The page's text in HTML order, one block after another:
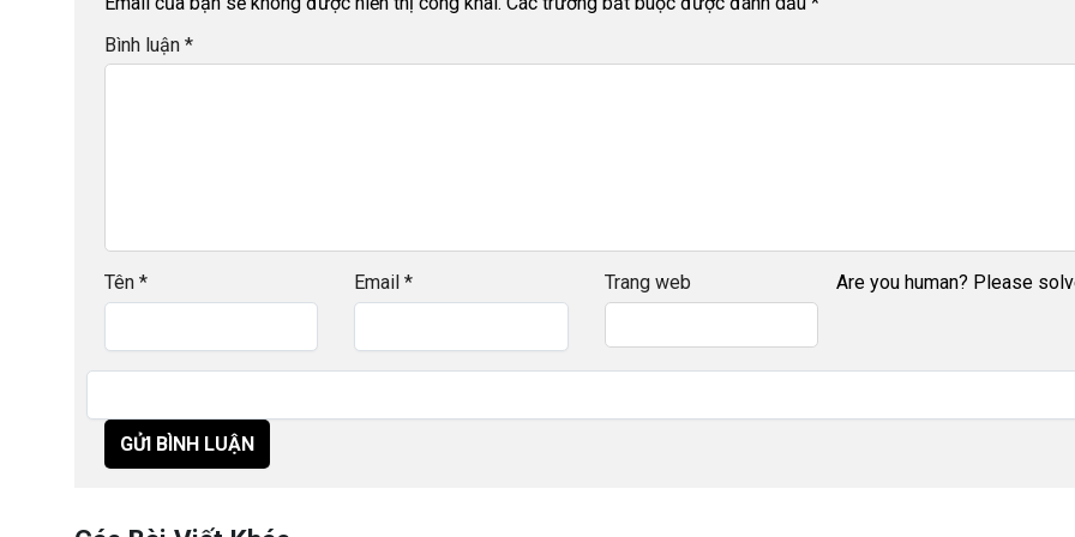
Bình luận *
Tên * Email* Trang web Are you human? Please